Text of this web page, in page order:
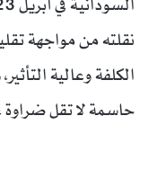
نقلته من مواجهة
الكلفة وعالية
حاسمة لا تقل